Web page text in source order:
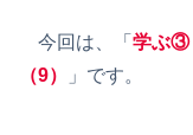
今回は、「 学ぶ③
（9）
」です。